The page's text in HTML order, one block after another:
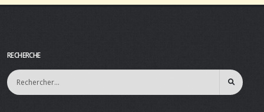
RECHERCHE